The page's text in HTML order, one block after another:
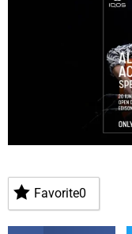
Favorite0